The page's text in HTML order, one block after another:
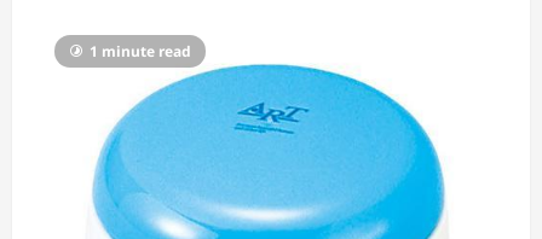
1 minute read